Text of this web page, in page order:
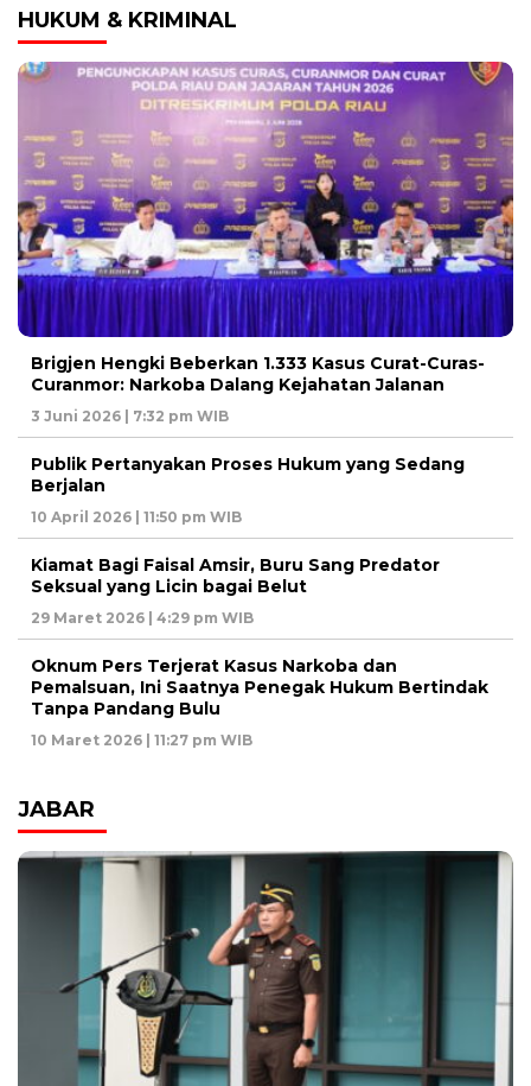
HUKUM & KRIMINAL
Brigjen Hengki Beberkan 1.333 Kasus Curat-Curas-
Curanmor: Narkoba Dalang Kejahatan Jalanan
3 Juni 2026 | 7:32 pm WIB
Publik Pertanyakan Proses Hukum yang Sedang
Berjalan
10 April 2026 | 11:50 pm WIB
Kiamat Bagi Faisal Amsir, Buru Sang Predator
Seksual yang Licin bagai Belut
29 Maret 2026 | 4:29 pm WIB
Oknum Pers Terjerat Kasus Narkoba dan
Pemalsuan, Ini Saatnya Penegak Hukum Bertindak
Tanpa Pandang Bulu
10 Maret 2026 | 11:27 pm WIB
JABAR